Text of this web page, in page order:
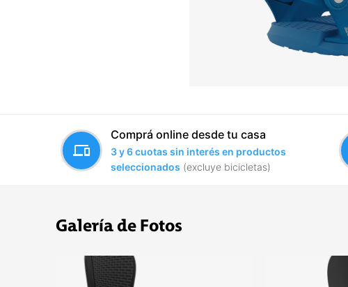
devices
Comprá online desde tu casa
3 y 6 cuotas sin interés en productos
seleccionados (excluye bicicletas)
Galería de Fotos